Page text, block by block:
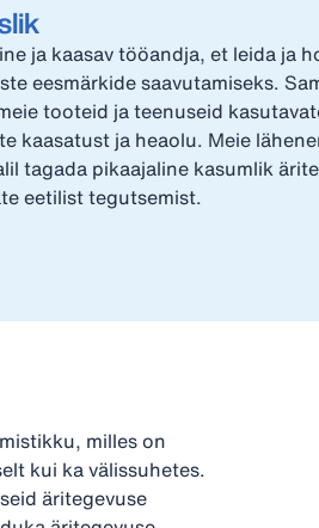
ja kaasav tööandja, et leida ja
eesmärkide saavutamiseks.
tooteid ja teenuseid
kaasatust ja heaolu. Meie
tagada pikaajaline kasumlik
eetilist tegutsemist.
milles on
kui ka välissuhetes.
äritegevuse